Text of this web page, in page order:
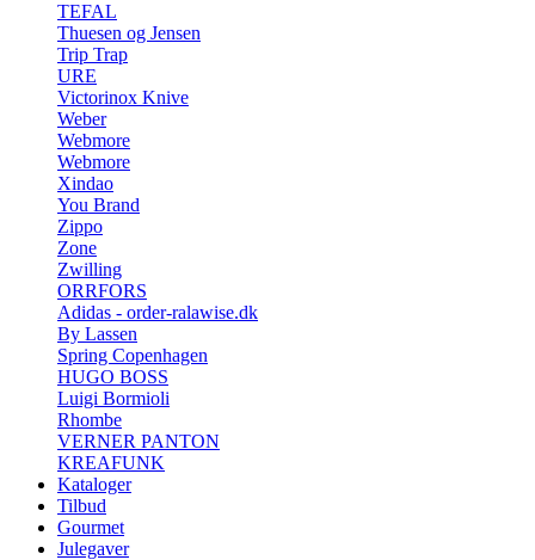
TEFAL
Thuesen og Jensen
Trip Trap
URE
Victorinox Knive
Weber
Webmore
Webmore
Xindao
You Brand
Zippo
Zone
Zwilling
ORRFORS
Adidas - order-ralawise.dk
By Lassen
Spring Copenhagen
HUGO BOSS
Luigi Bormioli
Rhombe
VERNER PANTON
KREAFUNK
Kataloger
Tilbud
Gourmet
Julegaver